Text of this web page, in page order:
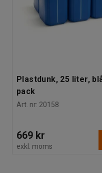
Plastdunk, 25 liter,
pack
Art. nr: 20158
669 kr
exkl. moms